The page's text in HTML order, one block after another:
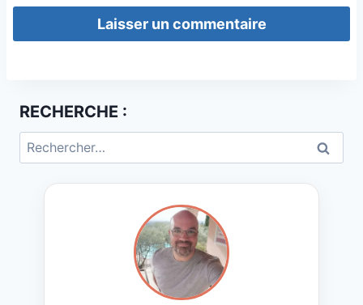
RECHERCHE :
Rechercher :